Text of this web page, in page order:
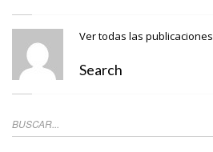
Ver todas las publicaciones
Search